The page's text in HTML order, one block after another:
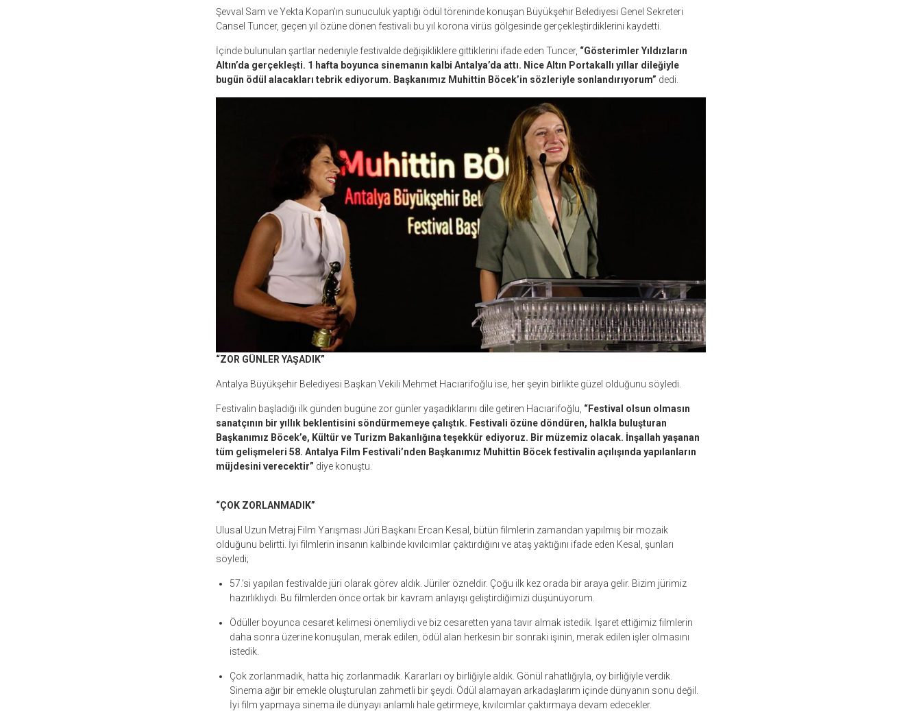
Şevval Sam ve Yekta Kopan’ın sunuculuk yaptığı ödül töreninde konuşan Büyükşehir Belediyesi Genel Sekreteri
Cansel Tuncer, geçen yıl özüne dönen festivali bu yıl korona virüs gölgesinde gerçekleştirdiklerini kaydetti.
İçinde bulunulan şartlar nedeniyle festivalde değişikliklere gittiklerini ifade eden Tuncer, “Gösterimler Yıldızların
Altın’da gerçekleşti. 1 hafta boyunca sinemanın kalbi Antalya’da attı. Nice Altın Portakallı yıllar dileğiyle
bugün ödül alacakları tebrik ediyorum. Başkanımız Muhittin Böcek’in sözleriyle sonlandırıyorum” dedi.
“ZOR GÜNLER YAŞADIK”
Antalya Büyükşehir Belediyesi Başkan Vekili Mehmet Hacıarifoğlu ise, her şeyin birlikte güzel olduğunu söyledi.
Festivalin başladığı ilk günden bugüne zor günler yaşadıklarını dile getiren Hacıarifoğlu, “Festival olsun olmasın
sanatçının bir yıllık beklentisini söndürmemeye çalıştık. Festivali özüne döndüren, halkla buluşturan
Başkanımız Böcek’e, Kültür ve Turizm Bakanlığına teşekkür ediyoruz. Bir müzemiz olacak. İnşallah yaşanan
tüm gelişmeleri 58. Antalya Film Festivali’nden Başkanımız Muhittin Böcek festivalin açılışında yapılanların
müjdesini verecektir” diye konuştu.
“ÇOK ZORLANMADIK”
Ulusal Uzun Metraj Film Yarışması Jüri Başkanı Ercan Kesal, bütün filmlerin zamandan yapılmış bir mozaik
olduğunu belirtti. İyi filmlerin insanın kalbinde kıvılcımlar çaktırdığını ve ataş yaktığını ifade eden Kesal, şunları
söyledi;
57.’si yapılan festivalde jüri olarak görev aldık. Jüriler özneldir. Çoğu ilk kez orada bir araya gelir. Bizim jürimiz
hazırlıklıydı. Bu filmlerden önce ortak bir kavram anlayışı geliştirdiğimizi düşünüyorum.
Ödüller boyunca cesaret kelimesi önemliydi ve biz cesaretten yana tavır almak istedik. İşaret ettiğimiz filmlerin
daha sonra üzerine konuşulan, merak edilen, ödül alan herkesin bir sonraki işinin, merak edilen işler olmasını
istedik.
Çok zorlanmadık, hatta hiç zorlanmadık. Kararları oy birliğiyle aldık. Gönül rahatlığıyla, oy birliğiyle verdik.
Sinema ağır bir emekle oluşturulan zahmetli bir şeydi. Ödül alamayan arkadaşlarım içinde dünyanın sonu değil.
İyi film yapmaya sinema ile dünyayı anlamlı hale getirmeye, kıvılcımlar çaktırmaya devam edecekler.